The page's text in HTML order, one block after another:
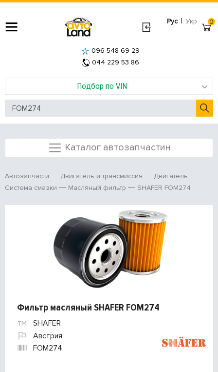
Рус | Укр
Подбор по VIN
096 548 69 29
044 229 53 86
0
Каталог автозапчастин
Автозапчасти Двигатель и трансмиссия
Двигатель
Система смазки
Масляный фильтр SHAFER FOM274
Фильтр масляный SHAFER FOM274
SHAFER
Австрия
FOM274